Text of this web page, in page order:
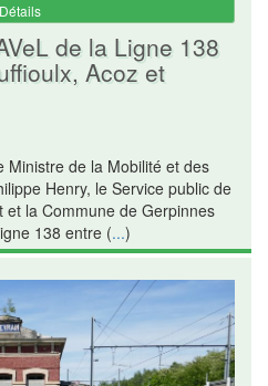
Détails
de la Ligne 138
Acoz et
Ministre de la Mobilité et des
Henry, le Service public de
et la Commune de Gerpinnes
138 entre (...)